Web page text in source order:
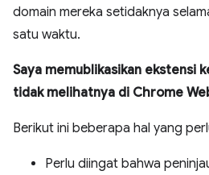
domain mereka setidaknya
satu waktu.
Saya memublikasikan ekstensi
tidak melihatnya di Chrome
Berikut ini beberapa hal yang
Perlu diingat bahwa